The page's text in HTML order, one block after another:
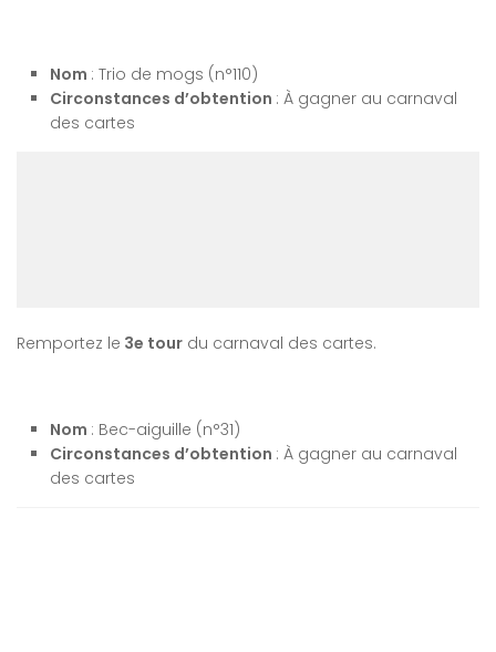
Nom : Trio de mogs (n°110)
Circonstances d’obtention : À gagner au carnaval
des cartes
Remportez le 3e tour du carnaval des cartes.
Nom : Bec-aiguille (n°31)
Circonstances d’obtention : À gagner au carnaval
des cartes